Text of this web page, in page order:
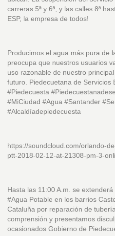
carreras 5ª y 6ª, y las calles 8ª
ESP, la empresa de todos!
Producimos el agua más pura de
preocupa que nuestros usuarios
uso razonable de nuestro
futuro. Piedecuetana de Servicios
#Piedecuesta
#MiCiudad #Agua #Santander
#Alcaldíadepiedecuesta
https://soundcloud.com/orlando-
ptt-2018-02-12-at-21308-pm-3-
Hasta las 11:00 A.m. se
#Agua Potable en los barrios
Cataluña por reparación de
comprensión y presentamos
ocasionados Gobierno de